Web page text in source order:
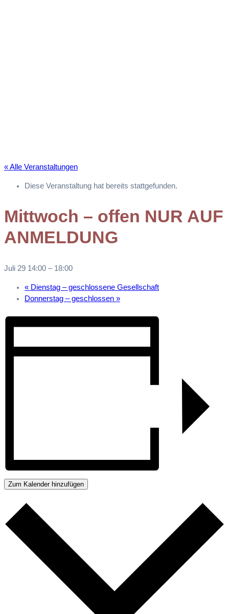
« Alle Veranstaltungen
Diese Veranstaltung hat bereits stattgefunden.
Mittwoch – offen NUR AUF
ANMELDUNG
Juli 29 14:00 – 18:00
« Dienstag – geschlossene Gesellschaft
Donnerstag – geschlossen »
Zum Kalender hinzufügen